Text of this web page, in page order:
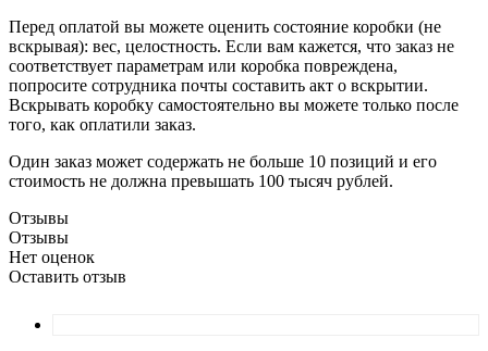
Перед оплатой вы можете оценить состояние коробки (не
вскрывая): вес, целостность. Если вам кажется, что заказ не
соответствует параметрам или коробка повреждена,
попросите сотрудника почты составить акт о вскрытии.
Вскрывать коробку самостоятельно вы можете только после
того, как оплатили заказ.
Один заказ может содержать не больше 10 позиций и его
стоимость не должна превышать 100 тысяч рублей.
Отзывы
Отзывы
Нет оценок
Оставить отзыв